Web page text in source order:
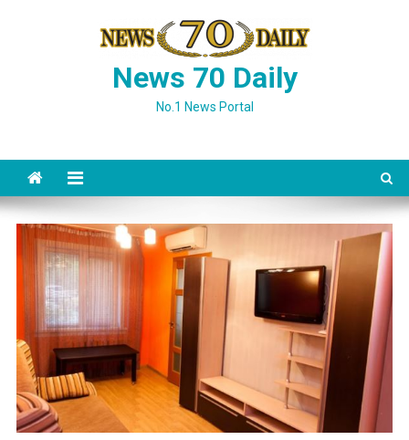
News 70 Daily
No.1 News Portal